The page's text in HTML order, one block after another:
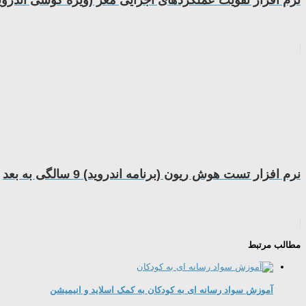
نرم افزار تست هوش ریون (برنامه اندروید) 9 سالگی به بعد
مطالب مرتبط
آموزش سواد رسانه ای به کودکان به کمک اسلاید و انیمیشن